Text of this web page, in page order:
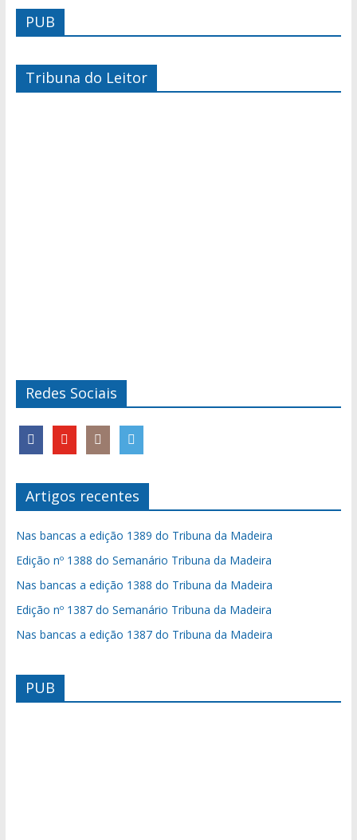
PUB
Tribuna do Leitor
Redes Sociais
Artigos recentes
Nas bancas a edição 1389 do Tribuna da Madeira
Edição nº 1388 do Semanário Tribuna da Madeira
Nas bancas a edição 1388 do Tribuna da Madeira
Edição nº 1387 do Semanário Tribuna da Madeira
Nas bancas a edição 1387 do Tribuna da Madeira
PUB